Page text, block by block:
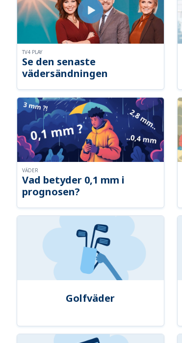
Se den senaste
vädersändningen
TV4 PLAY
Vad betyder 0,1 mm i
prognosen?
VÄDER
Golfväder